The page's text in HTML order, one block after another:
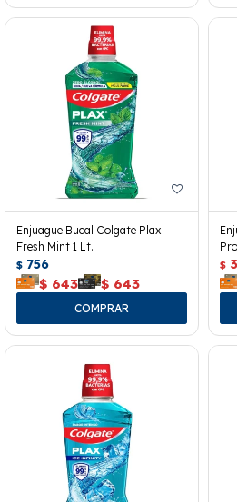
Enjuague Bucal Colgate Plax
Fresh Mint 1 Lt.
$ 756
$ 643 $ 643
$